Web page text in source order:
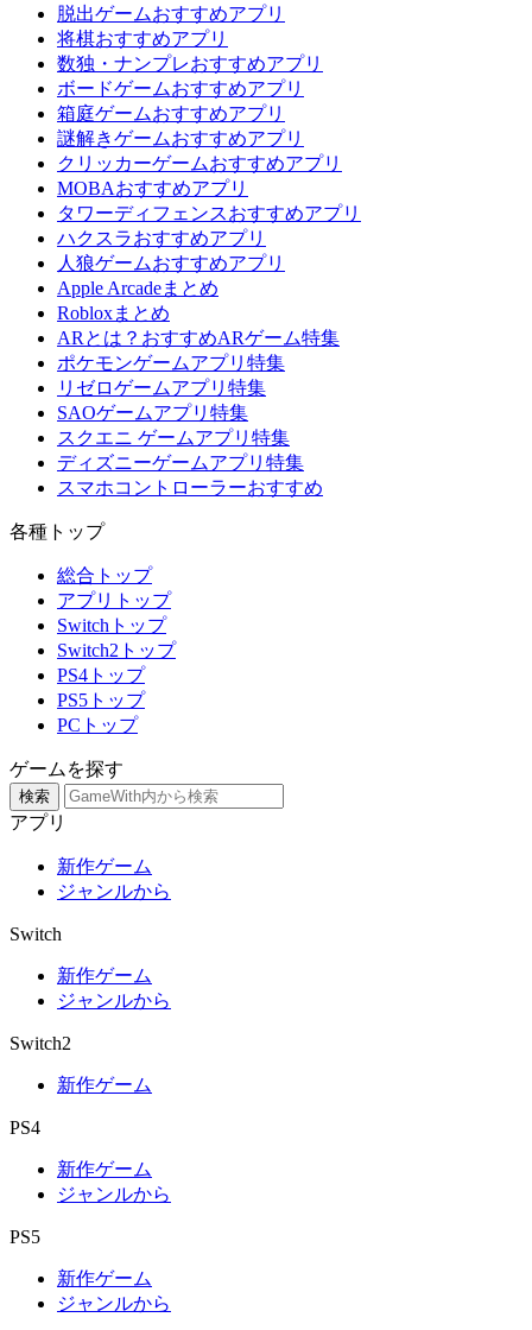
脱出ゲームおすすめアプリ
将棋おすすめアプリ
数独・ナンプレおすすめアプリ
ボードゲームおすすめアプリ
箱庭ゲームおすすめアプリ
謎解きゲームおすすめアプリ
クリッカーゲームおすすめアプリ
MOBAおすすめアプリ
タワーディフェンスおすすめアプリ
ハクスラおすすめアプリ
人狼ゲームおすすめアプリ
Apple Arcadeまとめ
Robloxまとめ
ARとは？おすすめARゲーム特集
ポケモンゲームアプリ特集
リゼロゲームアプリ特集
SAOゲームアプリ特集
スクエニ ゲームアプリ特集
ディズニーゲームアプリ特集
スマホコントローラーおすすめ
各種トップ
総合トップ
アプリトップ
Switchトップ
Switch2トップ
PS4トップ
PS5トップ
PCトップ
ゲームを探す
検索
アプリ
新作ゲーム
ジャンルから
Switch
新作ゲーム
ジャンルから
Switch2
新作ゲーム
PS4
新作ゲーム
ジャンルから
PS5
新作ゲーム
ジャンルから